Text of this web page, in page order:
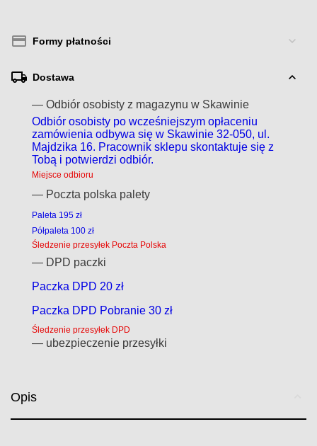
Formy płatności
Dostawa
— Odbiór osobisty z magazynu w Skawinie
Odbiór osobisty po wcześniejszym opłaceniu
zamówienia odbywa się w Skawinie 32-050, ul.
Majdzika 16. Pracownik sklepu skontaktuje się z
Tobą i potwierdzi odbiór.
Miejsce odbioru
— Poczta polska palety
Paleta 195 zł
Półpaleta 100 zł
Śledzenie przesyłek Poczta Polska
— DPD paczki
Paczka DPD 20 zł
Paczka DPD Pobranie 30 zł
Śledzenie przesyłek DPD
— ubezpieczenie przesyłki
Opis